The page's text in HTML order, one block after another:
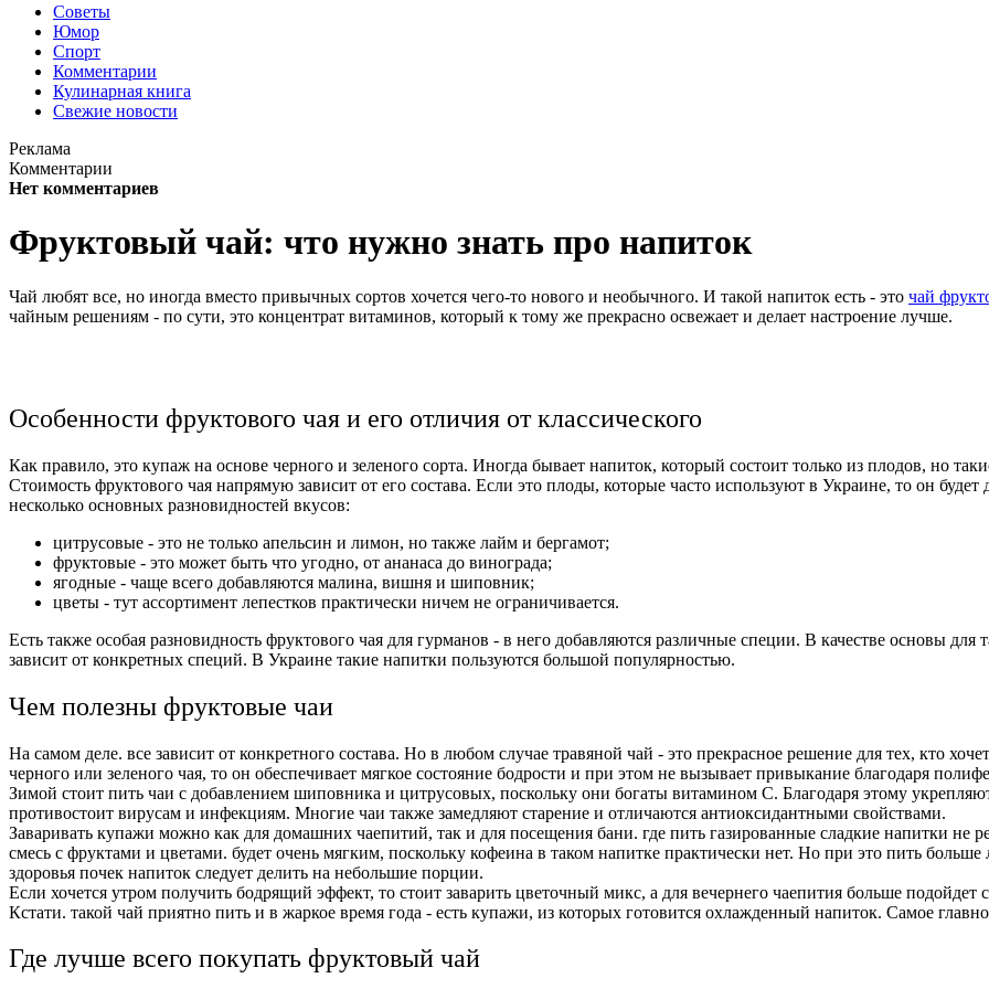
Советы
Юмор
Спорт
Комментарии
Кулинарная книга
Свежие новости
Реклама
Комментарии
Нет комментариев
Фруктовый чай: что нужно знать про напиток
Чай любят все, но иногда вместо привычных сортов хочется чего-то нового и необычного. И такой напиток есть - это чай
чайным решениям - по сути, это концентрат витаминов, который к тому же прекрасно освежает и делает настроение лучше.
Особенности фруктового чая и его отличия от классического
Как правило, это купаж на основе черного и зеленого сорта. Иногда бывает напиток, который состоит только из плодов, но
Стоимость фруктового чая напрямую зависит от его состава. Если это плоды, которые часто используют в Украине, то он
несколько основных разновидностей вкусов:
цитрусовые - это не только апельсин и лимон, но также лайм и бергамот;
фруктовые - это может быть что угодно, от ананаса до винограда;
ягодные - чаще всего добавляются малина, вишня и шиповник;
цветы - тут ассортимент лепестков практически ничем не ограничивается.
Есть также особая разновидность фруктового чая для гурманов - в него добавляются различные специи. В качестве основы для
зависит от конкретных специй. В Украине такие напитки пользуются большой популярностью.
Чем полезны фруктовые чаи
На самом деле. все зависит от конкретного состава. Но в любом случае травяной чай - это прекрасное решение для тех, кто
черного или зеленого чая, то он обеспечивает мягкое состояние бодрости и при этом не вызывает привыкание благодаря
Зимой стоит пить чаи с добавлением шиповника и цитрусовых, поскольку они богаты витамином С. Благодаря этому
противостоит вирусам и инфекциям. Многие чаи также замедляют старение и отличаются антиоксидантными свойствами.
Заваривать купажи можно как для домашних чаепитий, так и для посещения бани. где пить газированные сладкие напитки не
смесь с фруктами и цветами. будет очень мягким, поскольку кофеина в таком напитке практически нет. Но при это пить больше
здоровья почек напиток следует делить на небольшие порции.
Если хочется утром получить бодрящий эффект, то стоит заварить цветочный микс, а для вечернего чаепития больше
Кстати. такой чай приятно пить и в жаркое время года - есть купажи, из которых готовится охлажденный напиток. Самое
Где лучше всего покупать фруктовый чай